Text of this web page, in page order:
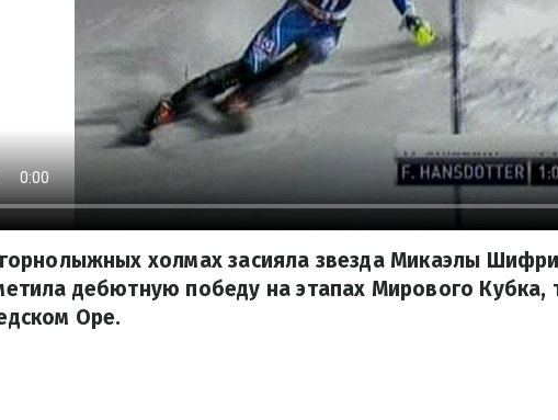
холмах засияла звезда Микаэлы
дебютную победу на этапах Мирового Кубка,
Оре.